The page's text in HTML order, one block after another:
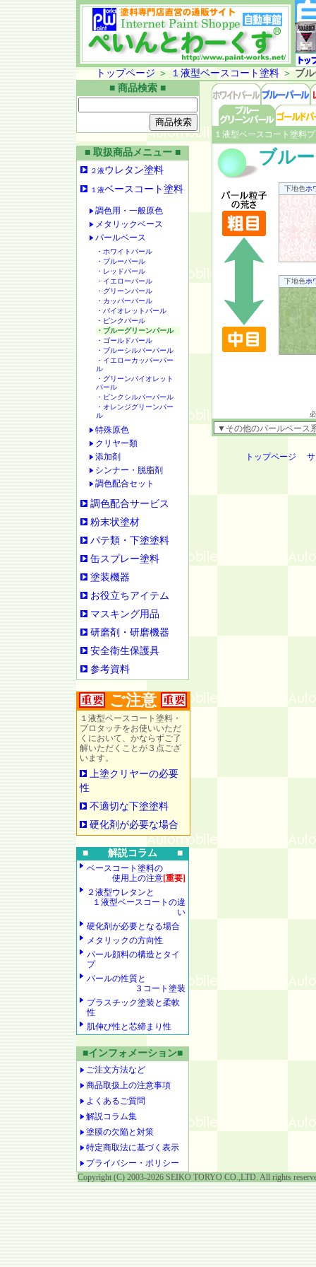
トップページ ＞ １液型ベースコート塗料＞ ブ
■ 商品検索 ■
■ 取扱商品メニュー ■
２液ウレタン塗料
１液ベースコート塗料
調色用・一般原色
メタリックベース
パールベース
・ホワイトパール
・ブルーパール
・レッドパール
・イエローパール
・グリーンパール
・カッパーパール
・バイオレットパール
・ピンクパール
・ブルーグリーンパール
・ゴールドパール
・ブルーシルバーパール
・イエローカッパーパー
ル
・グリーンバイオレット
パール
・ピンクシルバーパール
・オレンジグリーンパー
ル
特殊原色
クリヤー類
添加剤
シンナー・脱脂剤
調色配合セット
調色配合サービス
粉末状塗材
パテ類・下塗塗料
缶スプレー塗料
塗装機器
お役立ちアイテム
マスキング用品
研磨剤・研磨機器
安全衛生保護具
参考資料
ご注意
１液型ベースコート塗料・
プロタッチをお使いいただ
くにおいて、かならずご了
解いただくことが３点ござ
います。
上塗クリヤーの必要
性
不適切な下塗塗料
硬化剤が必要な場合
■ 解説コラム ■
ベースコート塗料の
使用上の注意[重要]
２液型ウレタンと
１液型ベースコートの違
い
硬化剤が必要となる場合
メタリックの方向性
パール顔料の構造とタイ
プ
パールの性質と
３コート塗装
プラスチック塗装と柔軟
性
肌伸び性と芯締まり性
■インフォメーション■
ご注文方法など
商品取扱上の注意事項
よくあるご質問
解説コラム集
塗膜の欠陥と対策
特定商取法に基づく表示
プライバシー・ポリシー
１液型ベースコート塗料
ブル
下地色ホ
下地色ホ
トップページ
Copyright (C) 2003-2026 SEIKO TORYO CO.,LTD. All rights